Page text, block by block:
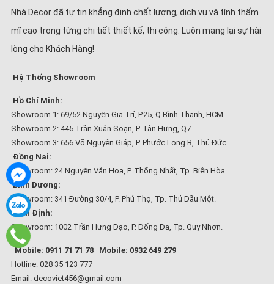
Nhà Decor đã tự tin khẳng định chất lượng, dịch vụ và tính thẩm
mĩ cao trong từng chi tiết thiết kế, thi công. Luôn mang lại sự hài
lòng cho Khách Hàng!
Hệ Thống Showroom
Hồ Chí Minh:
Showroom 1: 69/52 Nguyễn Gia Trí, P.25, Q.Bình Thạnh, HCM.
Showroom 2: 445 Trần Xuân Soạn, P. Tân Hưng, Q7.
Showroom 3: 656 Võ Nguyên Giáp, P. Phước Long B, Thủ Đức.
Đồng Nai:
Showroom: 24 Nguyễn Văn Hoa, P. Thống Nhất, Tp. Biên Hòa.
Bình Dương:
Showroom: 341 Đường 30/4, P. Phú Thọ, Tp. Thủ Dầu Một.
Bình Định:
Showroom: 1002 Trần Hưng Đạo, P. Đống Đa, Tp. Quy Nhơn.
Mobile: 0911 71 71 78
Mobile: 0932 649 279
Hotline: 028 35 123 777
Email: decoviet456@gmail.com